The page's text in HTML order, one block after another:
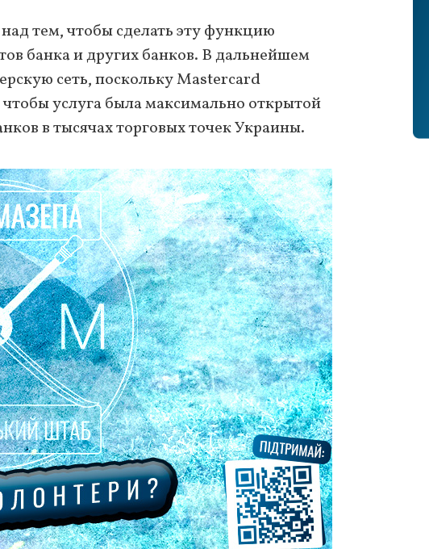
тем, чтобы сделать эту функцию
банка и других банков. В дальнейшем
сеть, поскольку Mastercard
услуга была максимально открытой
в тысячах торговых точек Украины.